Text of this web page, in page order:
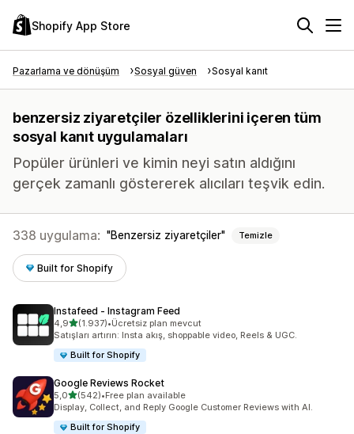
Shopify App Store
Pazarlama ve dönüşüm Sosyal güven Sosyal kanıt
benzersiz ziyaretçiler özelliklerini içeren tüm
sosyal kanıt uygulamaları
Popüler ürünleri ve kimin neyi satın aldığını
gerçek zamanlı göstererek alıcıları teşvik edin.
338 uygulama: Benzersiz ziyaretçiler Temizle
Built for Shopify
Instafeed ‑ Instagram Feed
4,95 yıldız üzerinden
(1.937)
toplam 1937 değerlendirme
•Ücretsiz plan mevcut
Satışları artırın: Insta akış, shoppable video, Reels & UGC.
Built for Shopify
Google Reviews Rocket
5,05 yıldız üzerinden
(542)
toplam 542 değerlendirme
•Free plan available
Display, Collect, and Reply Google Customer Reviews with AI.
Built for Shopify